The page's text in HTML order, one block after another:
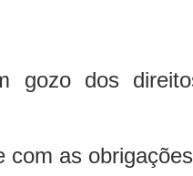
gozo dos
com as